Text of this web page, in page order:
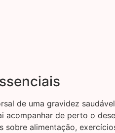
de uma gravidez
acompanhar de perto o
alimentação,